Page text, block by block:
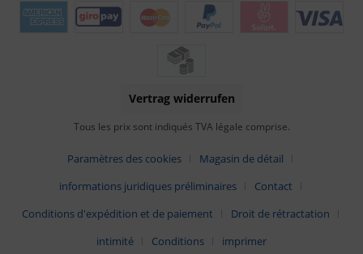
Vertrag widerrufen
Tous les prix sont indiqués TVA légale comprise.
Paramètres des cookies
Magasin de détail
informations juridiques préliminaires
Contact
Conditions d'expédition et de paiement
Droit de rétractation
intimité
Conditions
imprimer